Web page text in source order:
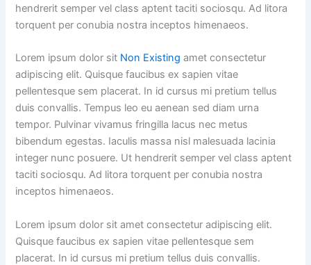
hendrerit semper vel class aptent taciti sociosqu. Ad litora
torquent per conubia nostra inceptos himenaeos.
Lorem ipsum dolor sit Non Existing amet consectetur
adipiscing elit. Quisque faucibus ex sapien vitae
pellentesque sem placerat. In id cursus mi pretium tellus
duis convallis. Tempus leo eu aenean sed diam urna
tempor. Pulvinar vivamus fringilla lacus nec metus
bibendum egestas. Iaculis massa nisl malesuada lacinia
integer nunc posuere. Ut hendrerit semper vel class aptent
taciti sociosqu. Ad litora torquent per conubia nostra
inceptos himenaeos.
Lorem ipsum dolor sit amet consectetur adipiscing elit.
Quisque faucibus ex sapien vitae pellentesque sem
placerat. In id cursus mi pretium tellus duis convallis.